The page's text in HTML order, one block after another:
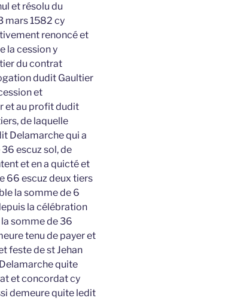
et résolu du
mars 1582 cy
renoncé et
la cession y
du contrat
dudit Gaultier
et
et au profit dudit
de laquelle
Delamarche qui a
escuz sol, de
et en a quicté et
66 escuz deux tiers
la somme de 6
la célébration
somme de 36
tenu de payer et
feste de st Jehan
quite
et concordat cy
demeure quite ledit